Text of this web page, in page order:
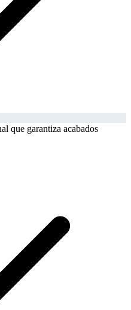
que garantiza acabados